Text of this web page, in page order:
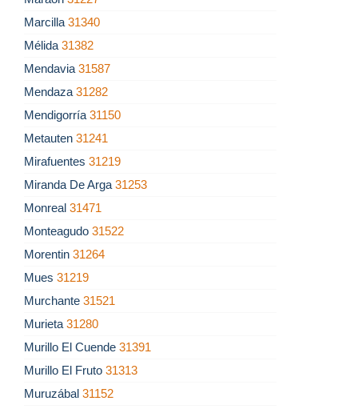
Marcilla 31340
Mélida 31382
Mendavia 31587
Mendaza 31282
Mendigorría 31150
Metauten 31241
Mirafuentes 31219
Miranda De Arga 31253
Monreal 31471
Monteagudo 31522
Morentin 31264
Mues 31219
Murchante 31521
Murieta 31280
Murillo El Cuende 31391
Murillo El Fruto 31313
Muruzábal 31152